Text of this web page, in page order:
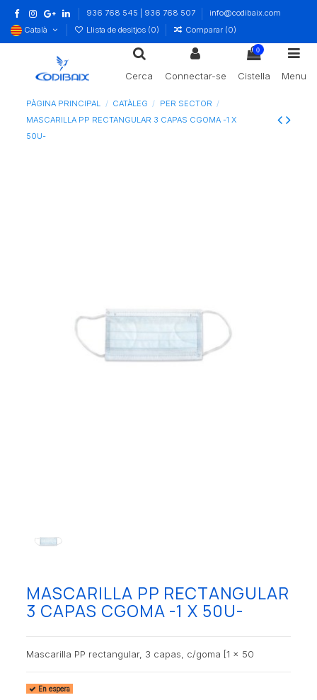
936 768 545 | 936 768 507
info@codibaix.com
Català
Llista de desitjos (0) Comparar (0)
Cerca Connectar-se
0
Cistella Menu
PÀGINA PRINCIPAL CATÀLEG
PER SECTOR
MASCARILLA PP RECTANGULAR 3 CAPAS CGOMA -1 X
50U-
MASCARILLA PP RECTANGULAR
3 CAPAS CGOMA -1 X 50U-
Mascarilla PP rectangular, 3 capas, c/goma [1 x 50
En espera